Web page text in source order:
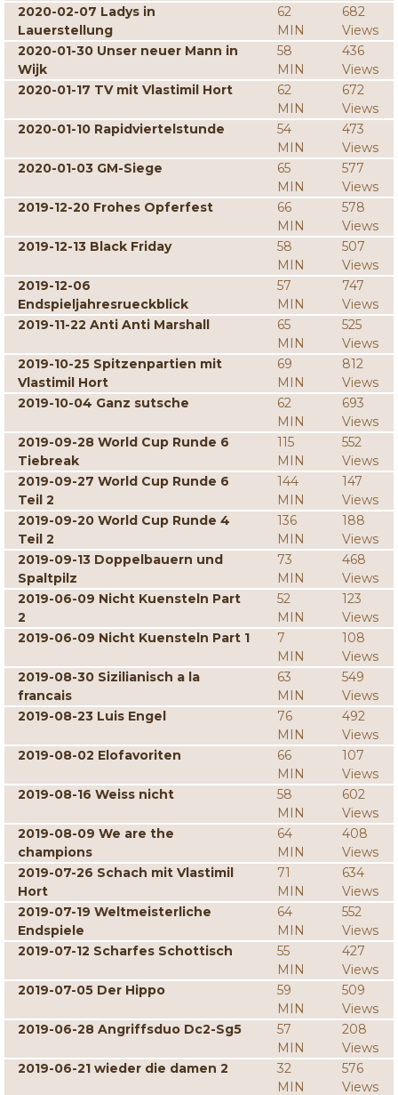
2020-02-07 Ladys in
Lauerstellung
62
MIN
682
Views
2020-01-30 Unser neuer Mann in
Wijk
58
MIN
436
Views
2020-01-17 TV mit Vlastimil Hort
62
MIN
672
Views
2020-01-10 Rapidviertelstunde
54
MIN
473
Views
2020-01-03 GM-Siege
65
MIN
577
Views
2019-12-20 Frohes Opferfest
66
MIN
578
Views
2019-12-13 Black Friday
58
MIN
507
Views
2019-12-06
Endspieljahresrueckblick
57
MIN
747
Views
2019-11-22 Anti Anti Marshall
65
MIN
525
Views
2019-10-25 Spitzenpartien mit
Vlastimil Hort
69
MIN
812
Views
2019-10-04 Ganz sutsche
62
MIN
693
Views
2019-09-28 World Cup Runde 6
Tiebreak
115
MIN
552
Views
2019-09-27 World Cup Runde 6
Teil 2
144
MIN
147
Views
2019-09-20 World Cup Runde 4
Teil 2
136
MIN
188
Views
2019-09-13 Doppelbauern und
Spaltpilz
73
MIN
468
Views
2019-06-09 Nicht Kuensteln Part
2
52
MIN
123
Views
2019-06-09 Nicht Kuensteln Part 1
7
MIN
108
Views
2019-08-30 Sizilianisch a la
francais
63
MIN
549
Views
2019-08-23 Luis Engel
76
MIN
492
Views
2019-08-02 Elofavoriten
66
MIN
107
Views
2019-08-16 Weiss nicht
58
MIN
602
Views
2019-08-09 We are the
champions
64
MIN
408
Views
2019-07-26 Schach mit Vlastimil
Hort
71
MIN
634
Views
2019-07-19 Weltmeisterliche
Endspiele
64
MIN
552
Views
2019-07-12 Scharfes Schottisch
55
MIN
427
Views
2019-07-05 Der Hippo
59
MIN
509
Views
2019-06-28 Angriffsduo Dc2-Sg5
57
MIN
208
Views
2019-06-21 wieder die damen 2
32
MIN
576
Views